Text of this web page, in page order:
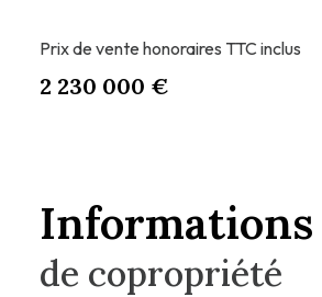
Prix de vente honoraires TTC inclus
2 230 000 €
Informations
de copropriété